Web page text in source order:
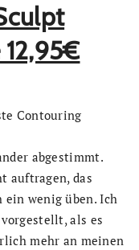
Contouring
abgestimmt.
auftragen, das
ein wenig üben. Ich
als es
mehr an meinen